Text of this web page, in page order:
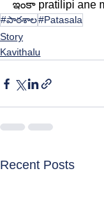
ఇంకా pratilipi ane
#పాఠశాల#Patasala
Story
Kavithalu
Recent Posts